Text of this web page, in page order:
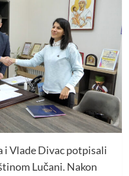
i Vlade Divac potpisali
Lučani. Nakon